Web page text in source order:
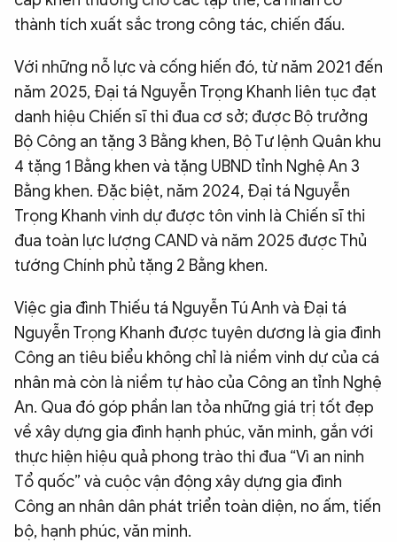
thành tích xuất sắc trong công tác, chiến đấu.
Với những nỗ lực và cống hiến đó, từ năm 2021 đến
năm 2025, Đại tá Nguyễn Trọng Khanh liên tục đạt
danh hiệu Chiến sĩ thi đua cơ sở; được Bộ trưởng
Bộ Công an tặng 3 Bằng khen, Bộ Tư lệnh Quân khu
4 tặng 1 Bằng khen và tặng UBND tỉnh Nghệ An 3
Bằng khen. Đặc biệt, năm 2024, Đại tá Nguyễn
Trọng Khanh vinh dự được tôn vinh là Chiến sĩ thi
đua toàn lực lượng CAND và năm 2025 được Thủ
tướng Chính phủ tặng 2 Bằng khen.
Việc gia đình Thiếu tá Nguyễn Tú Anh và Đại tá
Nguyễn Trọng Khanh được tuyên dương là gia đình
Công an tiêu biểu không chỉ là niềm vinh dự của cá
nhân mà còn là niềm tự hào của Công an tỉnh Nghệ
An. Qua đó góp phần lan tỏa những giá trị tốt đẹp
về xây dựng gia đình hạnh phúc, văn minh, gắn với
thực hiện hiệu quả phong trào thi đua “Vì an ninh
Tổ quốc” và cuộc vận động xây dựng gia đình
Công an nhân dân phát triển toàn diện, no ấm, tiến
bộ, hạnh phúc, văn minh.